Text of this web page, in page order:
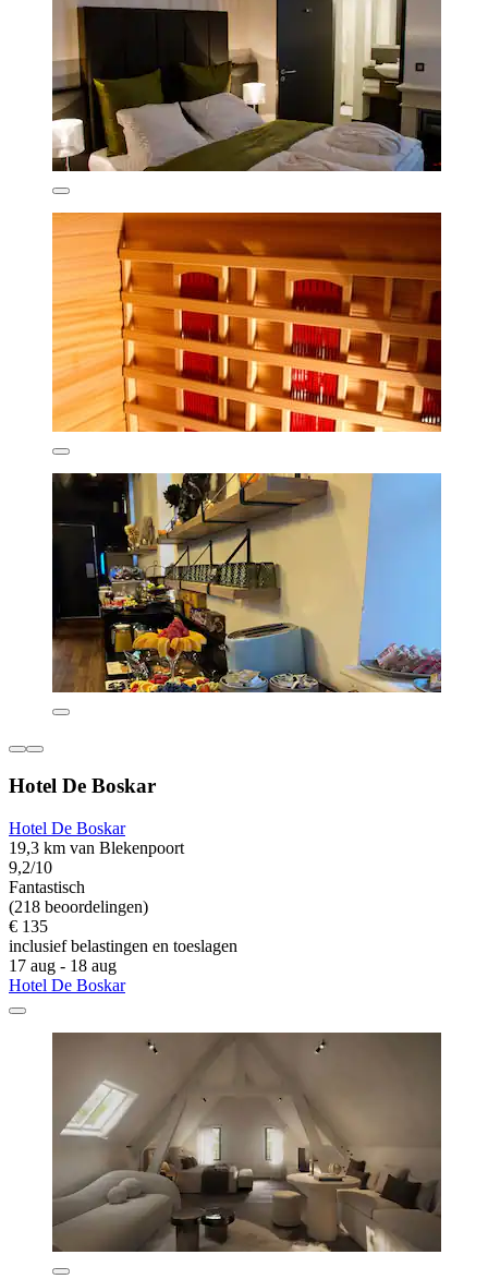
Hotel De Boskar
Hotel De Boskar
19,3 km van Blekenpoort
9,2/10
Fantastisch
(218 beoordelingen)
€ 135
inclusief belastingen en toeslagen
17 aug - 18 aug
Hotel De Boskar